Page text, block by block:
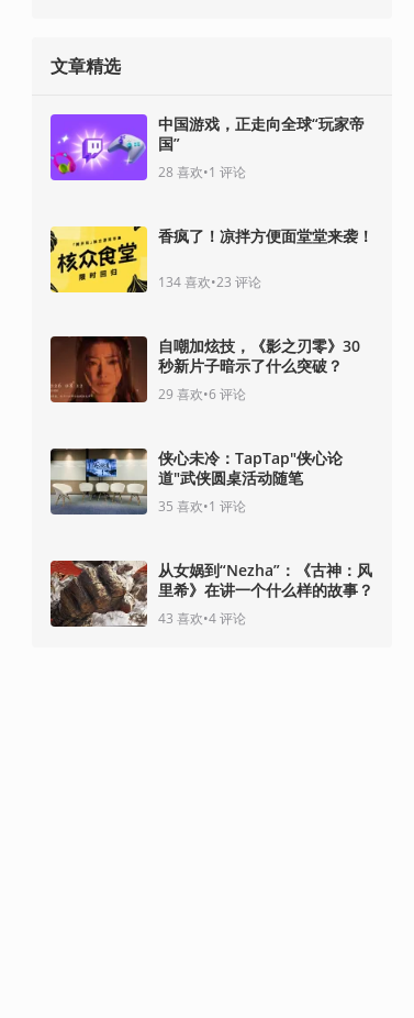
文章精选
中国游戏，正走向全球“玩家帝
国”
28 喜欢•1 评论
香疯了！凉拌方便面堂堂来袭！
134喜欢•23 评论
自嘲加炫技，《影之刃零》30
秒新片子暗示了什么突破？
29 喜欢•6评论
侠心未冷：TapTap"侠心论
道"武侠圆桌活动随笔
35 喜欢•1 评论
从女娲到“Nezha”：《古神：风
里希》在讲一个什么样的故事？
43 喜欢•4评论